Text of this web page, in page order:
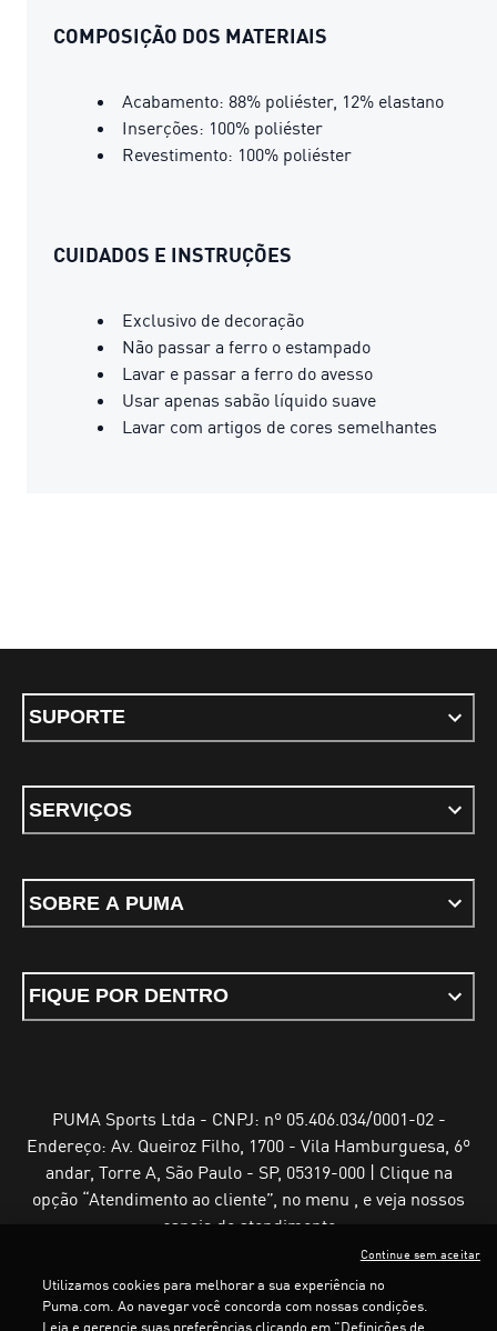
COMPOSIÇÃO DOS MATERIAIS
Acabamento: 88% poliéster, 12% elastano
Inserções: 100% poliéster
Revestimento: 100% poliéster
CUIDADOS E INSTRUÇÕES
Exclusivo de decoração
Não passar a ferro o estampado
Lavar e passar a ferro do avesso
Usar apenas sabão líquido suave
Lavar com artigos de cores semelhantes
SUPORTE
SERVIÇOS
SOBRE A PUMA
FIQUE POR DENTRO
PUMA Sports Ltda - CNPJ: nº 05.406.034/0001-02 -
Endereço: Av. Queiroz Filho, 1700 - Vila Hamburguesa, 6º
andar, Torre A, São Paulo - SP, 05319-000 | Clique na
opção “Atendimento ao cliente”, no menu , e veja nossos
canais de atendimento
Utilizamos cookies para melhorar a sua experiência no
Puma.com. Ao navegar você concorda com nossas condições.
Leia e gerencie suas preferências clicando em "Definições de
Continue sem aceitar